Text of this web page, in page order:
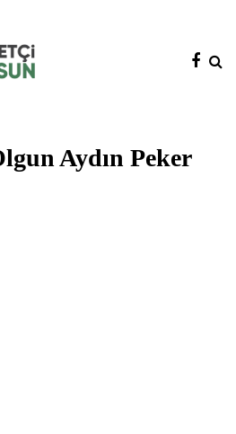
Aydın Peker